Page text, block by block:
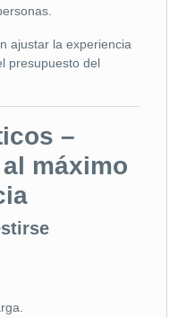
ajustar la experiencia
presupuesto del
–
máximo